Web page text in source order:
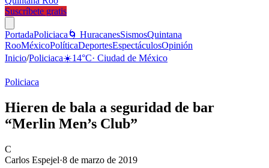
Suscríbete gratis
PortadaPoliciaca 🌀 HuracanesSismosQuintana
RooMéxicoPolíticaDeportesEspectáculosOpinión
Inicio/Policiaca☀️14°C· Ciudad de México
Policiaca
Hieren de bala a seguridad de bar
“Merlin Men’s Club”
C
Carlos Espejel·8 de marzo de 2019